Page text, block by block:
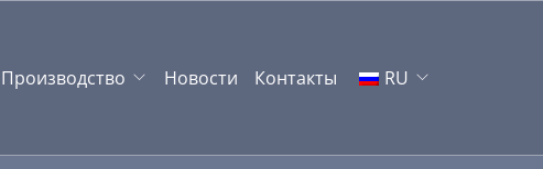
Производство Новости Контакты RU
EN